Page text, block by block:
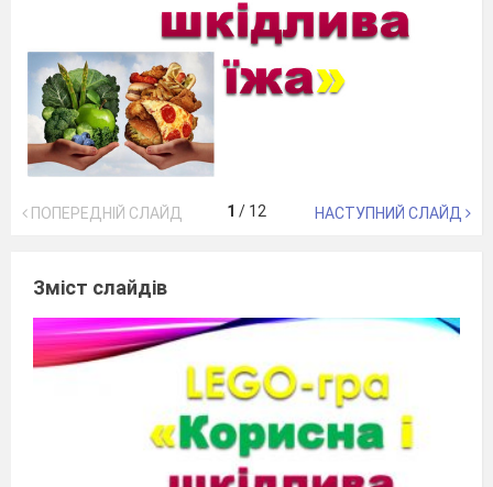
ПОПЕРЕДНІЙ СЛАЙД 1 / 12 НАСТУПНИЙ СЛАЙД
Зміст слайдів